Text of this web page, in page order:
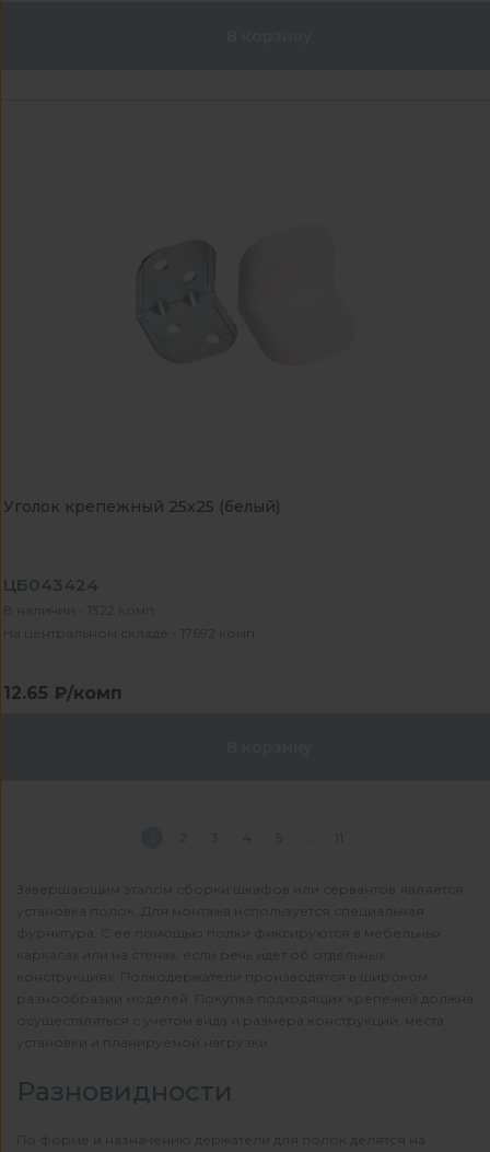
Уголок крепежный 25х25 (белый)
ЦБ043424
В наличии - 1322 комп
На центральном складе - 17692 комп
12.65 ₽/комп
2 4 5 11
Завершающим этапом сборки шкафов или сервантов является
установка полок. Для монтажа используется специальная
фурнитура. С ее помощью полки фиксируются в мебельных
каркасах или на стенах, если речь идет об отдельных
конструкциях. Полкодержатели производятся в широком
разнообразии моделей. Покупка подходящих крепежей должна
осуществляться с учетом вида и размера конструкций, места
установки и планируемой нагрузки.
Разновидности
По форме и назначению держатели для полок делятся на